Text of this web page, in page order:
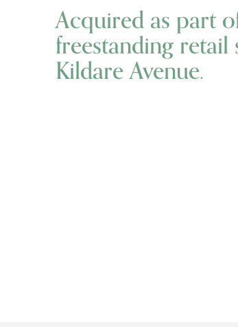
Acquired as part
freestanding retail
Kildare Avenue.